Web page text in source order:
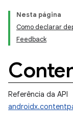
Nesta página
Como declarar
Feedback
Referência da API